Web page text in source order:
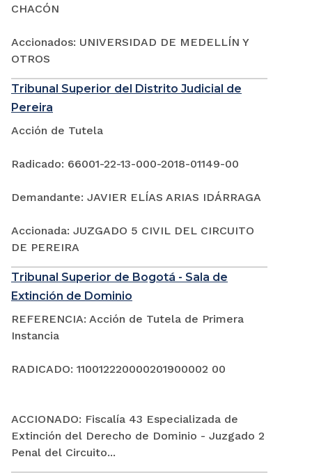
CHACÓN
Accionados: UNIVERSIDAD DE MEDELLÍN Y
OTROS
Tribunal Superior del Distrito Judicial de
Pereira
Acción de Tutela
Radicado: 66001-22-13-000-2018-01149-00
Demandante: JAVIER ELÍAS ARIAS IDÁRRAGA
Accionada: JUZGADO 5 CIVIL DEL CIRCUITO
DE PEREIRA
Tribunal Superior de Bogotá - Sala de
Extinción de Dominio
REFERENCIA: Acción de Tutela de Primera
Instancia
RADICADO: 110012220000201900002 00
ACCIONADO: Fiscalía 43 Especializada de
Extinción del Derecho de Dominio - Juzgado 2
Penal del Circuito...